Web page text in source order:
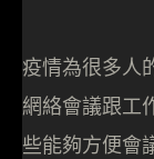
疫情為很多人
網絡會議跟工
些能夠方便會